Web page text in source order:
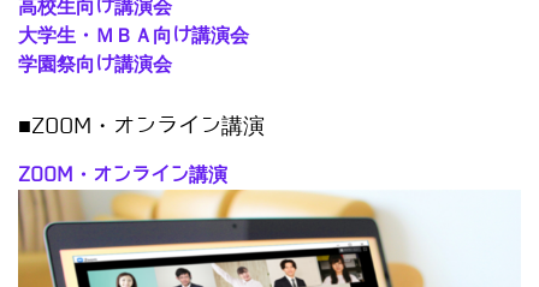
高校生向け講演会
大学生・ＭＢＡ向け講演会
学園祭向け講演会
■ZOOM・オンライン講演
ZOOM・オンライン講演